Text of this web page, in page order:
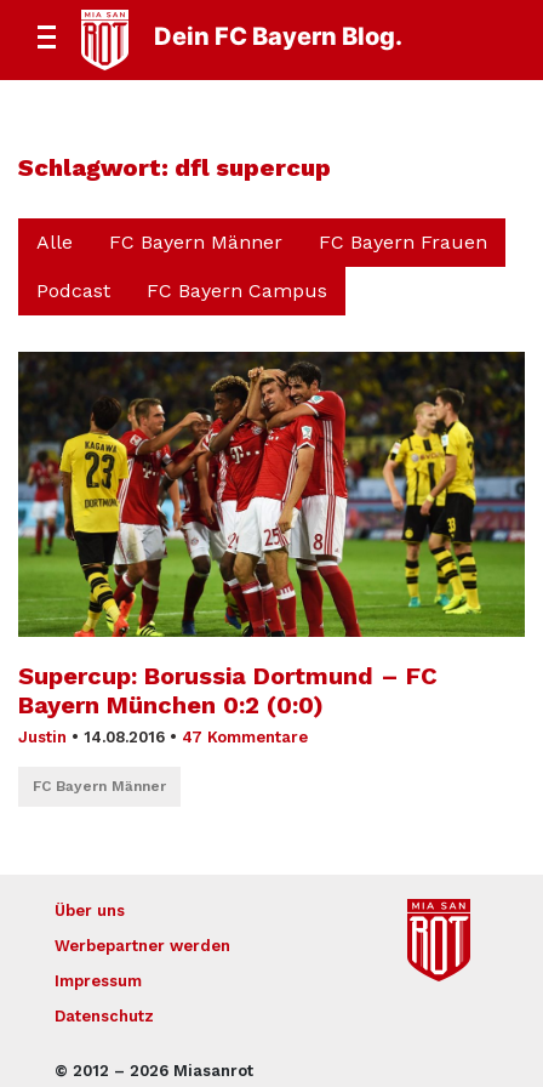
Dein FC Bayern Blog.
Schlagwort: dfl supercup
Alle FC Bayern Männer FC Bayern Frauen
Podcast FC Bayern Campus
Supercup: Borussia Dortmund – FC
Bayern München 0:2 (0:0)
Justin • 14.08.2016 • 47 Kommentare
FC Bayern Männer
© 2012 – 2026 Miasanrot
Über uns
Werbepartner werden
Impressum
Datenschutz